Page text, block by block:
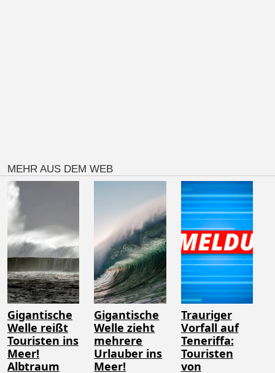
MEHR AUS DEM WEB
Gigantische
Welle reißt
Touristen ins
Meer!
Albtraum
Gigantische
Welle zieht
mehrere
Urlauber ins
Meer!
Trauriger
Vorfall auf
Teneriffa:
Touristen
von